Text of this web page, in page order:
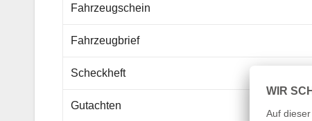
Fahrzeugschein
Fahrzeugbrief
Scheckheft
Gutachten